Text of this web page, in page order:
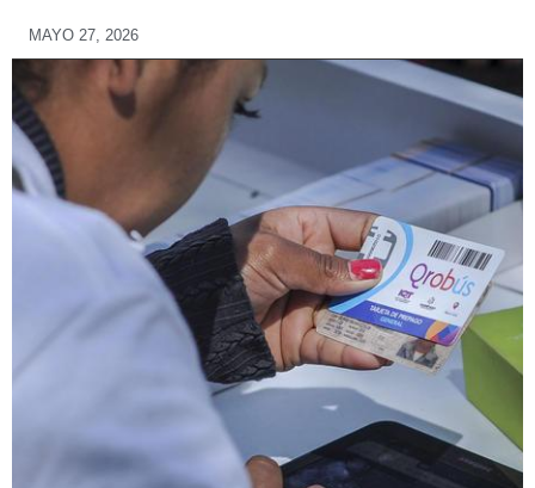
MAYO 27, 2026